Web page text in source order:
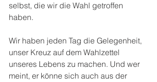
selbst, die wir die Wahl getroffen
haben.
Wir haben jeden Tag die Gelegenheit,
unser Kreuz auf dem Wahlzettel
unseres Lebens zu machen. Und wer
meint, er könne sich auch aus der